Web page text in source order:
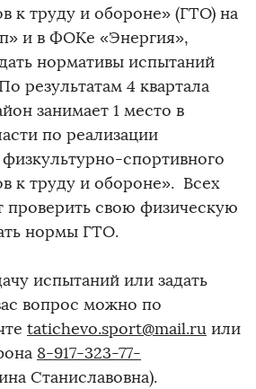
к труду и обороне» (ГТО) на
и в ФОКе «Энергия»,
нормативы испытаний
результатам 4 квартала
занимает 1 место в
по реализации
спортивного
к труду и обороне». Всех
свою физическую
нормы ГТО.
испытаний или задать
вопрос можно по
tatichevo.sport@mail.ru или
8-917-323-77-
Станиславовна).